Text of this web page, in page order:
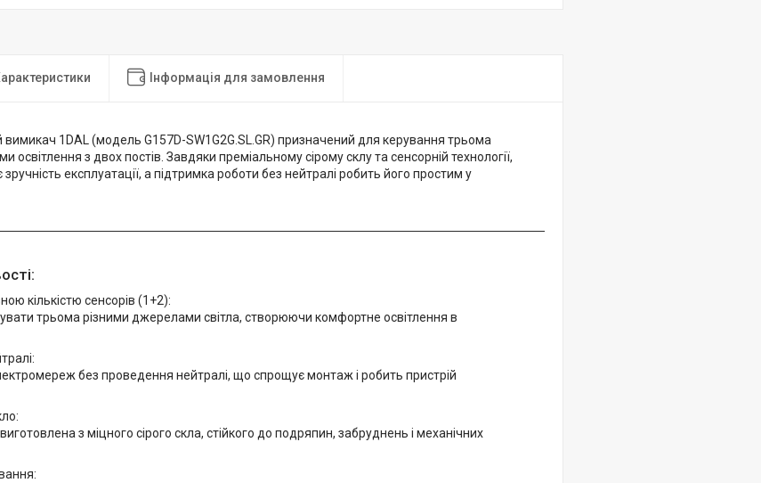
Інформація для замовлення
1DAL (модель G157D-SW1G2G.SL.GR) призначений для керування трьома
освітлення з двох постів. Завдяки преміальному сірому склу та сенсорній технології,
зручність експлуатації, а підтримка роботи без нейтралі робить його простим у
кількістю сенсорів (1+2):
трьома різними джерелами світла, створюючи комфортне освітлення в
без проведення нейтралі, що спрощує монтаж і робить пристрій
з міцного сірого скла, стійкого до подряпин, забруднень і механічних